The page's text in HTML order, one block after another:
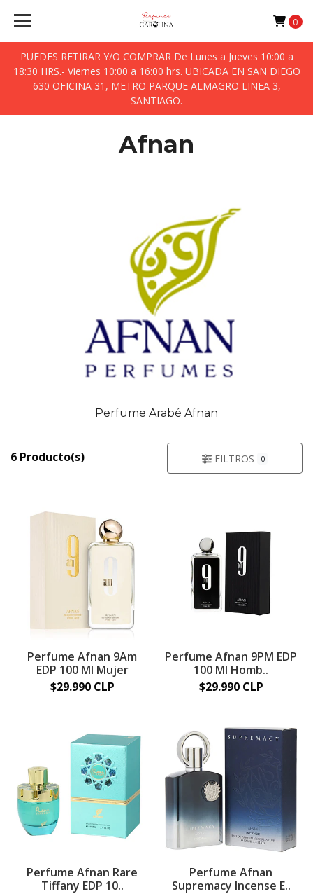
PUEDES RETIRAR Y/O COMPRAR De Lunes a Jueves 10:00 a
18:30 HRS.- Viernes 10:00 a 16:00 hrs. UBICADA EN SAN DIEGO
630 OFICINA 31, METRO PARQUE ALMAGRO LINEA 3,
SANTIAGO.
0
Afnan
Perfume Arabé Afnan
6 Producto(s) FILTROS 0
Perfume Afnan 9Am
EDP 100 Ml Mujer
$29.990 CLP
Perfume Afnan 9PM EDP
100 Ml Homb..
$29.990 CLP
Perfume Afnan Rare
Tiffany EDP 10..
Perfume Afnan
Supremacy Incense E..